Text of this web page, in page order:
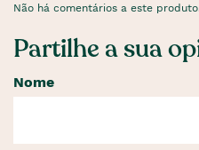
Não há comentários a este
Partilhe a sua
Nome